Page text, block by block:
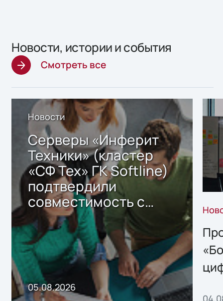
Новости, истории и события
Смотреть все
Новости
Серверы «Инферит
Техники» (кластер
«СФ Тех» ГК Softline)
подтвердили
совместимость с
решением Sharx
Storage 2.x для
хранения данных
05.08.2026